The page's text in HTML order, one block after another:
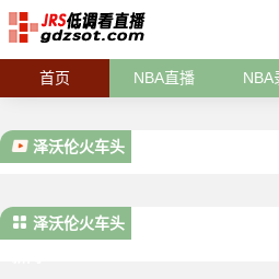
首页 NBA直播 NBA
泽沃伦火车头
泽沃伦火车头